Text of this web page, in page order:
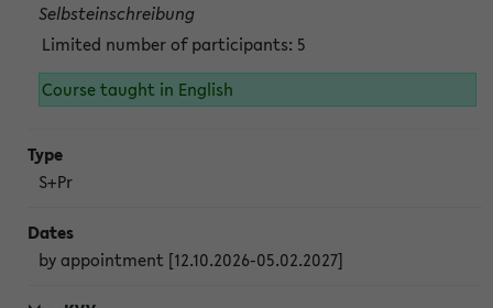
Selbsteinschreibung
Limited number of participants: 5
Course taught in English
S+Pr
by appointment [12.10.2026-05.02.2027]